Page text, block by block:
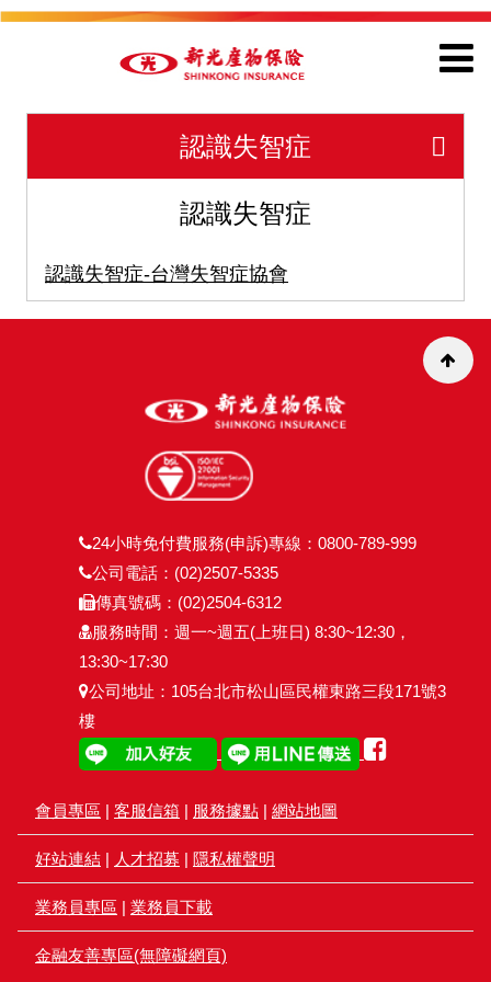
認識失智症
認識失智症
認識失智症-台灣失智症協會
24小時免付費服務(申訴)專線：0800-789-999
公司電話：(02)2507-5335
傳真號碼：(02)2504-6312
服務時間：週一~週五(上班日) 8:30~12:30，
13:30~17:30
公司地址：105台北市松山區民權東路三段171號3
樓
會員專區 | 客服信箱 | 服務據點 | 網站地圖
好站連結 | 人才招募 | 隱私權聲明
業務員專區 | 業務員下載
金融友善專區(無障礙網頁)